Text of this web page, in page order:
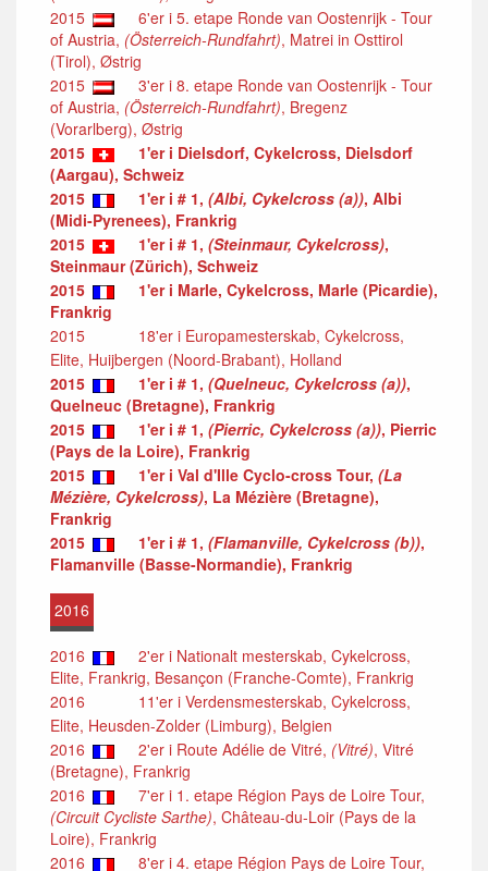
2015
6'er i 5. etape Ronde van Oostenrijk - Tour
of Austria, (Österreich-Rundfahrt), Matrei in Osttirol
(Tirol), Østrig
2015
3'er i 8. etape Ronde van Oostenrijk - Tour
of Austria, (Österreich-Rundfahrt), Bregenz
(Vorarlberg), Østrig
2015
1'er i Dielsdorf, Cykelcross, Dielsdorf
(Aargau), Schweiz
2015
1'er i # 1, (Albi, Cykelcross (a)), Albi
(Midi-Pyrenees), Frankrig
2015
1'er i # 1, (Steinmaur, Cykelcross),
Steinmaur (Zürich), Schweiz
2015
1'er i Marle, Cykelcross, Marle (Picardie),
Frankrig
2015
18'er i Europamesterskab, Cykelcross,
Elite, Huijbergen (Noord-Brabant), Holland
2015
1'er i # 1, (Quelneuc, Cykelcross (a)),
Quelneuc (Bretagne), Frankrig
2015
1'er i # 1, (Pierric, Cykelcross (a)), Pierric
(Pays de la Loire), Frankrig
2015
1'er i Val d'Ille Cyclo-cross Tour, (La
Mézière, Cykelcross), La Mézière (Bretagne),
Frankrig
2015
1'er i # 1, (Flamanville, Cykelcross (b)),
Flamanville (Basse-Normandie), Frankrig
2016
2016
2'er i Nationalt mesterskab, Cykelcross,
Elite, Frankrig, Besançon (Franche-Comte), Frankrig
2016
11'er i Verdensmesterskab, Cykelcross,
Elite, Heusden-Zolder (Limburg), Belgien
2016
2'er i Route Adélie de Vitré, (Vitré), Vitré
(Bretagne), Frankrig
2016
7'er i 1. etape Région Pays de Loire Tour,
(Circuit Cycliste Sarthe), Château-du-Loir (Pays de la
Loire), Frankrig
2016
8'er i 4. etape Région Pays de Loire Tour,